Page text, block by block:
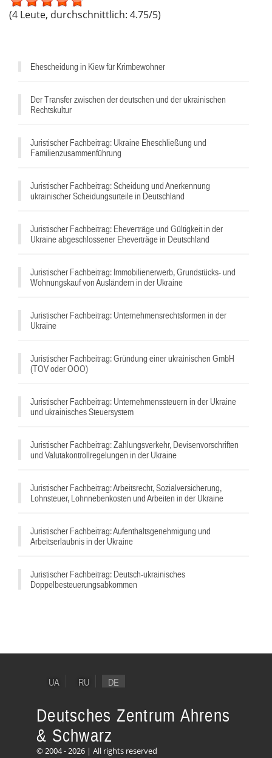
Ehescheidung in Kiew für Krimbewohner
Der Transfer zwischen der deutschen und der ukrainischen
Rechtskultur
Juristischer Fachbeitrag: Ukraine Eheschließung und
Familienzusammenführung
Juristischer Fachbeitrag: Scheidung und Anerkennung
ukrainischer Scheidungsurteile in Deutschland
Juristischer Fachbeitrag: Eheverträge und Gültigkeit in der
Ukraine abgeschlossener Eheverträge in Deutschland
Juristischer Fachbeitrag: Immobilienerwerb, Grundstücks- und
Wohnungskauf von Ausländern in der Ukraine
Juristischer Fachbeitrag: Unternehmensrechtsformen in der
Ukraine
Juristischer Fachbeitrag: Gründung einer ukrainischen GmbH
(TOV oder OOO)
Juristischer Fachbeitrag: Unternehmenssteuern in der Ukraine
und ukrainisches Steuersystem
Juristischer Fachbeitrag: Zahlungsverkehr, Devisenvorschriften
und Valutakontrollregelungen in der Ukraine
Juristischer Fachbeitrag: Arbeitsrecht, Sozialversicherung,
Lohnsteuer, Lohnnebenkosten und Arbeiten in der Ukraine
Juristischer Fachbeitrag: Aufenthaltsgenehmigung und
Arbeitserlaubnis in der Ukraine
Juristischer Fachbeitrag: Deutsch-ukrainisches
Doppelbesteuerungsabkommen
(4 Leute, durchschnittlich: 4.75/5)
UA RU DE
Deutsches Zentrum Ahrens
& Schwarz
© 2004 - 2026 | All rights reserved